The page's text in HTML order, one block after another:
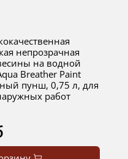
непрозрачная
на водной
Breather Paint
пунш, 0,75 л, для
работ